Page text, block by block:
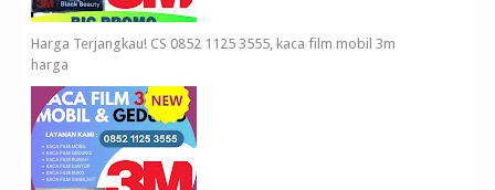
Harga Terjangkau! CS 0852 1125 3555, kaca film mobil 3m
harga